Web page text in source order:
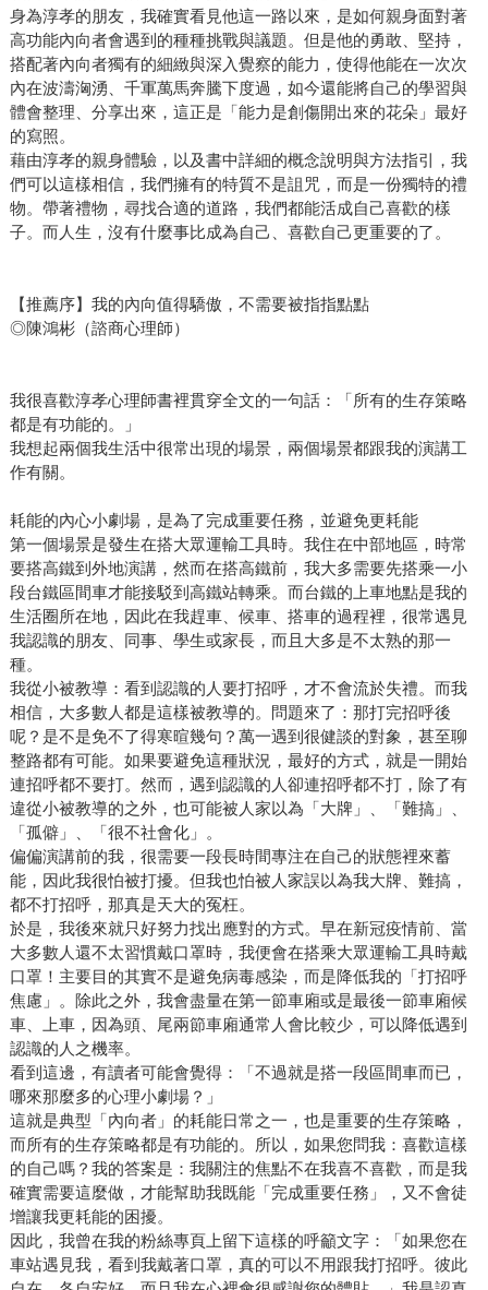
身為淳孝的朋友，我確實看見他這一路以來，是如何親身面對著
高功能內向者會遇到的種種挑戰與議題。但是他的勇敢、堅持，
搭配著內向者獨有的細緻與深入覺察的能力，使得他能在一次次
內在波濤洶湧、千軍萬馬奔騰下度過，如今還能將自己的學習與
體會整理、分享出來，這正是「能力是創傷開出來的花朵」最好
的寫照。
藉由淳孝的親身體驗，以及書中詳細的概念說明與方法指引，我
們可以這樣相信，我們擁有的特質不是詛咒，而是一份獨特的禮
物。帶著禮物，尋找合適的道路，我們都能活成自己喜歡的樣
子。而人生，沒有什麼事比成為自己、喜歡自己更重要的了。
【推薦序】我的內向值得驕傲，不需要被指指點點
◎陳鴻彬（諮商心理師）
我很喜歡淳孝心理師書裡貫穿全文的一句話：「所有的生存策略
都是有功能的。」
我想起兩個我生活中很常出現的場景，兩個場景都跟我的演講工
作有關。
耗能的內心小劇場，是為了完成重要任務，並避免更耗能
第一個場景是發生在搭大眾運輸工具時。我住在中部地區，時常
要搭高鐵到外地演講，然而在搭高鐵前，我大多需要先搭乘一小
段台鐵區間車才能接駁到高鐵站轉乘。而台鐵的上車地點是我的
生活圈所在地，因此在我趕車、候車、搭車的過程裡，很常遇見
我認識的朋友、同事、學生或家長，而且大多是不太熟的那一
種。
我從小被教導：看到認識的人要打招呼，才不會流於失禮。而我
相信，大多數人都是這樣被教導的。問題來了：那打完招呼後
呢？是不是免不了得寒暄幾句？萬一遇到很健談的對象，甚至聊
整路都有可能。如果要避免這種狀況，最好的方式，就是一開始
連招呼都不要打。然而，遇到認識的人卻連招呼都不打，除了有
違從小被教導的之外，也可能被人家以為「大牌」、「難搞」、
「孤僻」、「很不社會化」。
偏偏演講前的我，很需要一段長時間專注在自己的狀態裡來蓄
能，因此我很怕被打擾。但我也怕被人家誤以為我大牌、難搞，
都不打招呼，那真是天大的冤枉。
於是，我後來就只好努力找出應對的方式。早在新冠疫情前、當
大多數人還不太習慣戴口罩時，我便會在搭乘大眾運輸工具時戴
口罩！主要目的其實不是避免病毒感染，而是降低我的「打招呼
焦慮」。除此之外，我會盡量在第一節車廂或是最後一節車廂候
車、上車，因為頭、尾兩節車廂通常人會比較少，可以降低遇到
認識的人之機率。
看到這邊，有讀者可能會覺得：「不過就是搭一段區間車而已，
哪來那麼多的心理小劇場？」
這就是典型「內向者」的耗能日常之一，也是重要的生存策略，
而所有的生存策略都是有功能的。所以，如果您問我：喜歡這樣
的自己嗎？我的答案是：我關注的焦點不在我喜不喜歡，而是我
確實需要這麼做，才能幫助我既能「完成重要任務」，又不會徒
增讓我更耗能的困擾。
因此，我曾在我的粉絲專頁上留下這樣的呼籲文字：「如果您在
車站遇見我，看到我戴著口罩，真的可以不用跟我打招呼。彼此